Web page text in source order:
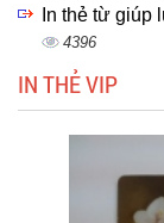
In thẻ từ giúp
4396
IN THẺ VIP